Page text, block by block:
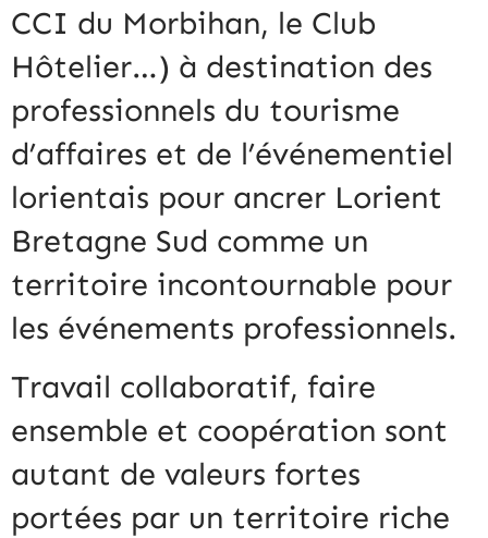
CCI du Morbihan, le Club
Hôtelier…) à destination des
professionnels du tourisme
d’affaires et de l’événementiel
lorientais pour ancrer Lorient
Bretagne Sud comme un
territoire incontournable pour
les événements professionnels.
Travail collaboratif, faire
ensemble et coopération sont
autant de valeurs fortes
portées par un territoire riche